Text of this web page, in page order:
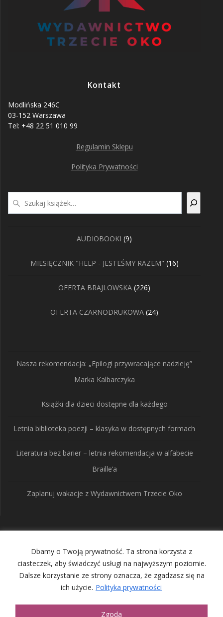
Dbamy o Twoją prywatność. Ta strona korzysta z
ciasteczek, aby świadczyć usługi na najwyższym poziomie.
Dalsze korzystanie ze strony oznacza, że zgadzasz się na
ich użycie. Polityka prywatności
Zgoda
Kontakt
Modlińska 246C
03-152 Warszawa
Tel: +48 22 51 010 99
Regulamin Sklepu
Polityka Prywatności
AUDIOBOOKI 99
MIESIĘCZNIK "HELP - JESTEŚMY RAZEM" 1616
OFERTA BRAJLOWSKA 226226
OFERTA CZARNODRUKOWA 2424
Nasza rekomendacja: „Epilogi przywracające nadzieję”
Marka Kalbarczyka
Książki dla dzieci dostępne dla każdego
Letnia biblioteka poezji – klasyka w dostępnych formach
Literatura bez barier – letnia rekomendacja w alfabecie
Braille’a
Zaplanuj wakacje z Wydawnictwem Trzecie Oko
Wydawnictwo Trzecie
Oko
© 2026 Wydawnictwo Trzecie Oko. Built using WordPress and